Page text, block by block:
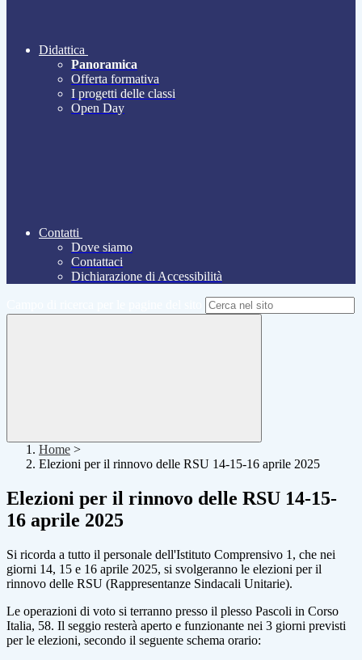
Didattica
Panoramica
Offerta formativa
I progetti delle classi
Open Day
Contatti
Dove siamo
Contattaci
Dichiarazione di Accessibilità
Home >
Elezioni per il rinnovo delle RSU 14-15-16 aprile 2025
Elezioni per il rinnovo delle RSU 14-15-
16 aprile 2025
Si ricorda a tutto il personale dell'Istituto Comprensivo 1, che nei
giorni 14, 15 e 16 aprile 2025, si svolgeranno le elezioni per il
rinnovo delle RSU (Rappresentanze Sindacali Unitarie).
Le operazioni di voto si terranno presso il plesso Pascoli in Corso
Italia, 58. Il seggio resterà aperto e funzionante nei 3 giorni previsti
per le elezioni, secondo il seguente schema orario: